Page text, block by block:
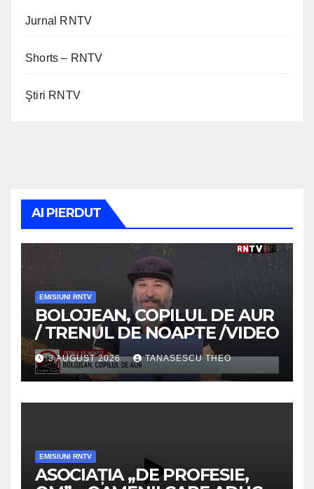
Jurnal RNTV
Shorts – RNTV
Ştiri RNTV
AI PIERDUT
EMISIUNI RNTV
BOLOJEAN, COPILUL DE AUR
/ TRENUL DE NOAPTE /VIDEO
3 AUGUST 2026 TANASESCU THEO
EMISIUNI RNTV
ASOCIAȚIA „DE PROFESIE,